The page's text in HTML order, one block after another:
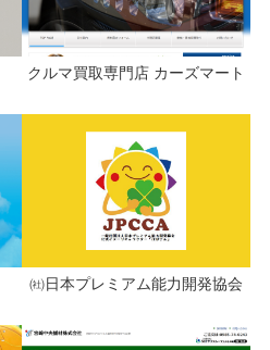
クルマ買取専門店 カーズマート
㈳日本プレミアム能力開発協会